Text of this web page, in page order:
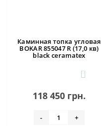
Каминная топка угловая
BOKAR 855047 R (17,0 кв)
black ceramatex
0
118 450 грн.
- +